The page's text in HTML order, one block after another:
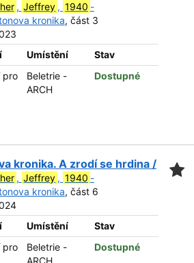
, Jeffrey , 1940 -
kronika, část 3
Umístění
Stav
pro
Beletrie -
ARCH
Dostupné
kronika. A zrodí se hrdina /
, Jeffrey , 1940 -
kronika, část 6
Umístění
Stav
pro
Beletrie -
ARCH
Dostupné